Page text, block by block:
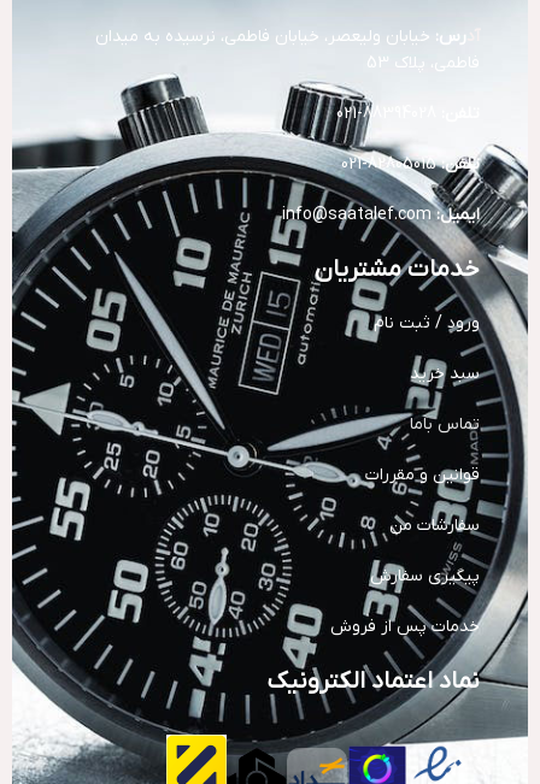
رس: خیابان ولیعصر، خیابان فاطمی، نرسیده به میدان
فاطمی، پلاک 53
تلفن:82805015-021
ایمیل: info@saatalef.com
خدمات مشتریان
ورود / ثبت نام
سبد خرید
تماس باما
قوانین و مقررات
سفارشات من
پیگیری سفارش
خدمات پس از فروش
نماد اعتماد الکترونیک